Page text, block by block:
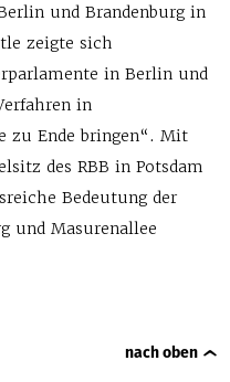
und Brandenburg in
zeigte sich
in Berlin und
in
zu Ende bringen“. Mit
des RBB in Potsdam
Bedeutung der
und Masurenallee
nach oben